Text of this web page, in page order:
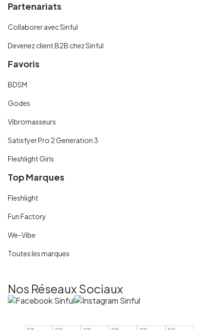
Partenariats
Collaborer avec Sinful
Devenez client B2B chez Sinful
Favoris
BDSM
Godes
Vibromasseurs
Satisfyer Pro 2 Generation 3
Fleshlight Girls
Top Marques
Fleshlight
Fun Factory
We-Vibe
Toutes les marques
Nos Réseaux Sociaux